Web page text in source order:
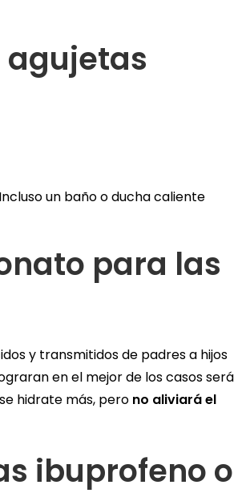
agujetas
un baño o ducha caliente
para las
y transmitidos de padres a hijos
en el mejor de los casos será
hidrate más, pero no aliviará el
ibuprofeno o